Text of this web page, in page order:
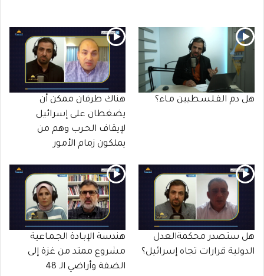
هل دم الفـلسـطيين مـاء؟
هناك طرفان ممكن أن
يضغطان على إسرائيل
لإيقاف الحـرب وهم من
يملكون زمام الأمور
هل ستصدر محكمةالعدل
الدولية قرارات تجاه إسرائيل؟
هندسة الإبـادة الجـمـاعية
مشروع ممتد من غزة إلى
الضفة وأراضي الـ 48